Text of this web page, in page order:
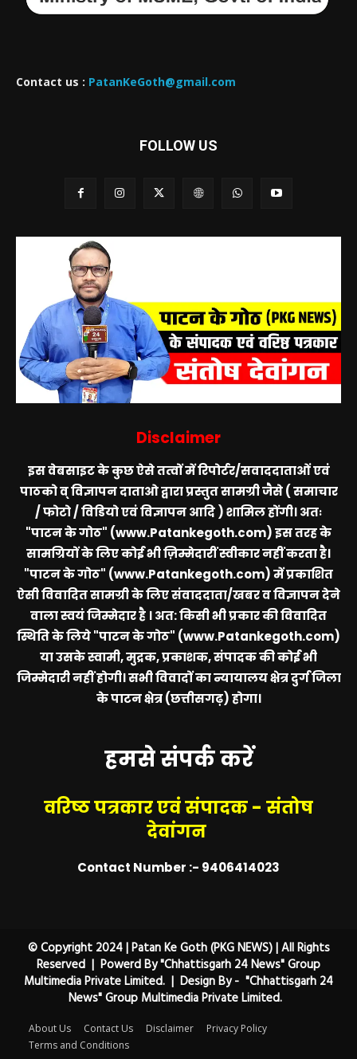
Contact us : PatanKeGoth@gmail.com
FOLLOW US
Disclaimer
इस वेबसाइट के कुछ ऐसे तत्वों में रिपोर्टर/सवाददाताओं एवं
पाठको व् विज्ञापन दाताओ द्वारा प्रस्तुत सामग्री जैसे ( समाचार
/ फोटो / विडियो एवं विज्ञापन आदि ) शामिल होंगी। अतः
"पाटन के गोठ" (www.Patankegoth.com)इस तरह के
सामग्रियों के लिए कोई भी ज़िम्मेदारीं स्वीकार नहीं करता है।
"पाटन के गोठ" (www.Patankegoth.com)में प्रकाशित
ऐसी विवादित सामग्री के लिए संवाददाता/खबर व विज्ञापन देने
वाला स्वयं जिम्मेदार है । अत: किसी भी प्रकार की विवादित
स्थिति के लिये"पाटन के गोठ" (www.Patankegoth.com)
या उसके स्वामी, मुद्रक, प्रकाशक, संपादक की कोई भी
जिम्मेदारी नहीं होगी। सभी विवादों का न्यायालय क्षेत्र दुर्ग जिला
के पाटन क्षेत्र (छत्तीसगढ़) होगा।
हमसे संपर्क करें
वरिष्ठ पत्रकार एवं संपादक - संतोष
देवांगन
Contact Number :- 9406414023
© Copyright 2024 | Patan Ke Goth (PKG NEWS) | All Rights
Reserved | Powerd By "Chhattisgarh 24 News" Group
Multimedia Private Limited. | Design By - "Chhattisgarh 24
News" Group Multimedia Private Limited.
About Us Contact Us Disclaimer
Privacy Policy
Terms and Conditions